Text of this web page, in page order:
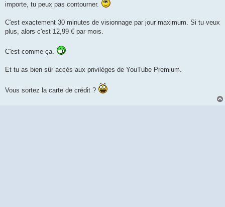
importe, tu peux pas contourner.
C'est exactement 30 minutes de visionnage par jour maximum. Si tu veux
plus, alors c'est 12,99 € par mois.
C'est comme ça.
Et tu as bien sûr accès aux privilèges de YouTube Premium.
Vous sortez la carte de crédit ?